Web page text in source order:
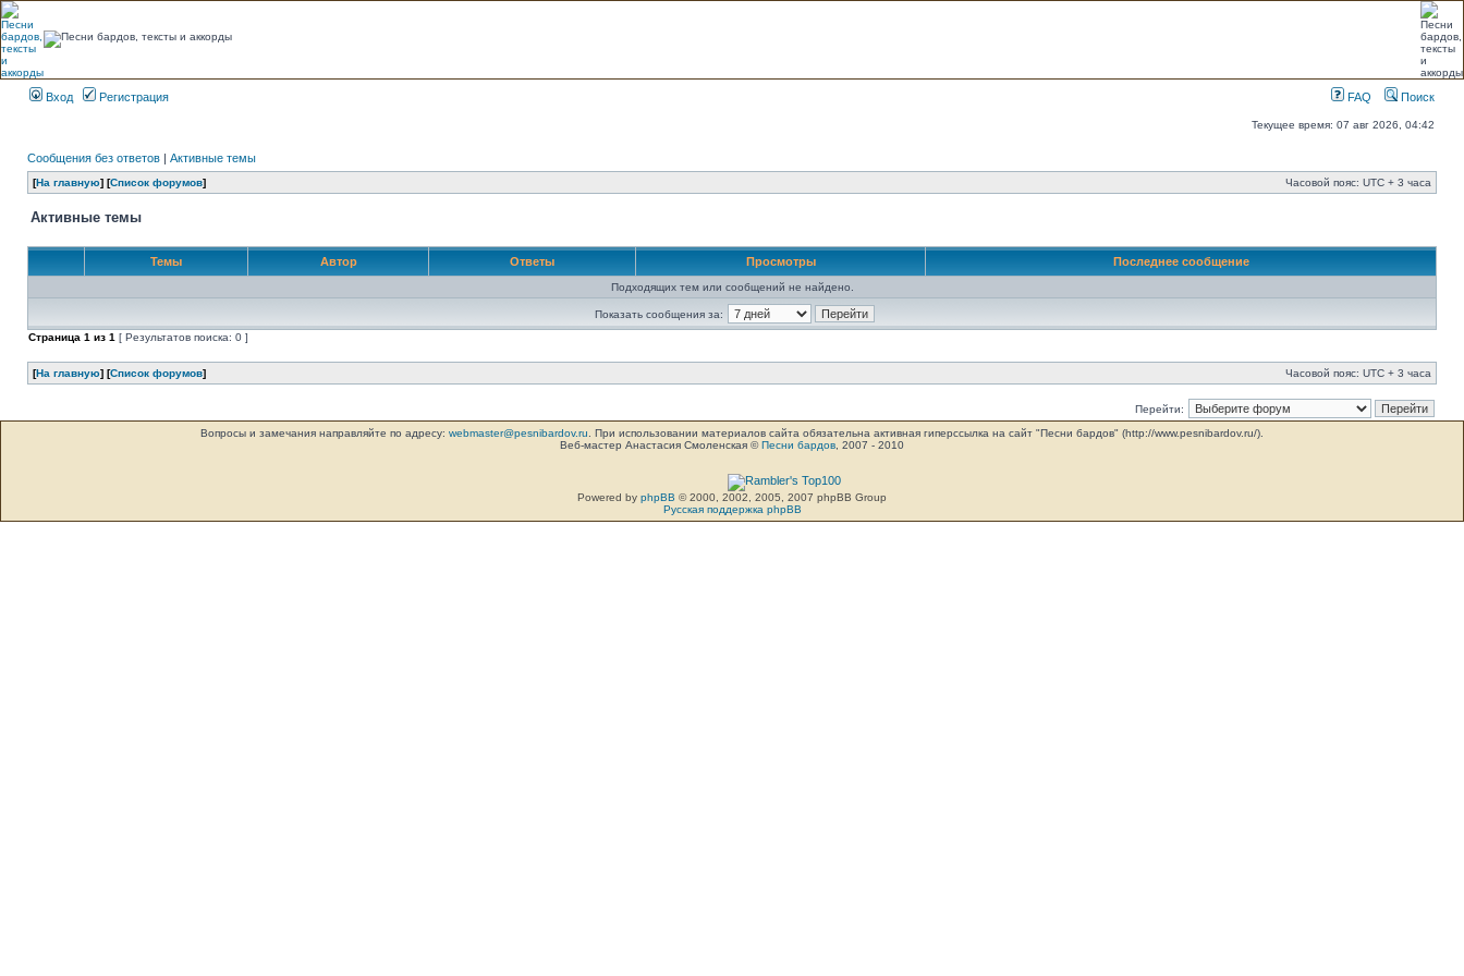
Вход Регистрация FAQ Поиск
Текущее время: 07 авг 2026, 04:42
Сообщения без ответов | Активные темы
[На главную] [Список форумов] Часовой пояс: UTC + 3 часа
Активные темы
Темы Автор Ответы Просмотры Последнее сообщение
Подходящих тем или сообщений не найдено.
Показать сообщения за:
Страница 1 из 1 [ Результатов поиска: 0 ]
[На главную] [Список форумов] Часовой пояс: UTC + 3 часа
Перейти:
Вопросы и замечания направляйте по адресу: webmaster@pesnibardov.ru . При использовании материалов сайта обязательна активная гиперссылка на сайт "Песни бардов" (http://www.pesnibardov.ru/).
Веб-мастер Анастасия Смоленская ©Песни бардов , 2007 - 2010
Powered by phpBB © 2000, 2002, 2005, 2007 phpBB Group
Русская поддержка phpBB